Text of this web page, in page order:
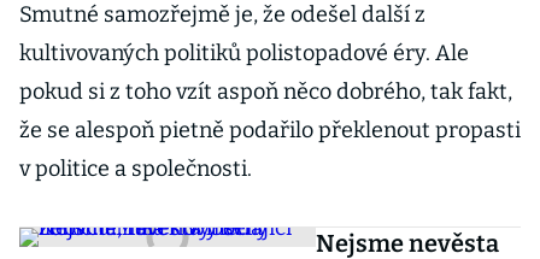
Smutné samozřejmě je, že odešel další z
kultivovaných politiků polistopadové éry. Ale
pokud si z toho vzít aspoň něco dobrého, tak fakt,
že se alespoň pietně podařilo překlenout propasti
v politice a společnosti.
Nejsme nevěsta